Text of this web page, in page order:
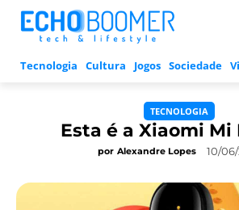
Tecnologia Cultura Jogos Sociedade
TECNOLOGIA
Esta é a Xiaomi Mi
por Alexandre Lopes 10/